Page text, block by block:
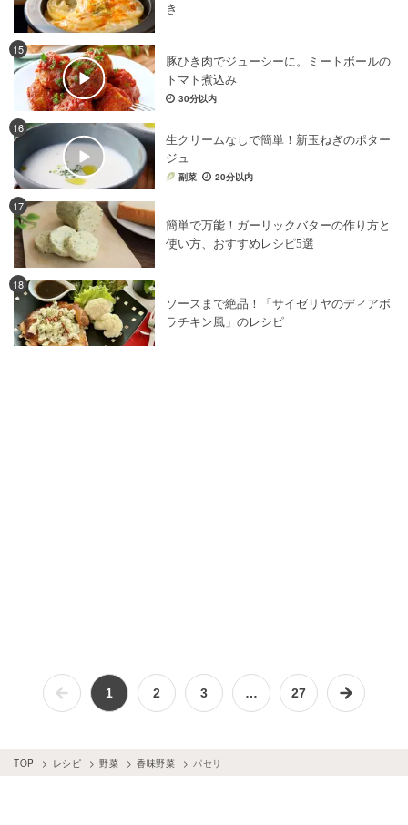
き
15
豚ひき肉でジューシーに。ミートボールの
トマト煮込み
30分以内
16
生クリームなしで簡単！新玉ねぎのポター
ジュ
副菜 20分以内
17
簡単で万能！ガーリックバターの作り方と
使い方、おすすめレシピ5選
18
ソースまで絶品！「サイゼリヤのディアボ
ラチキン風」のレシピ
1 2 3 … 27
TOP レシピ 野菜 香味野菜 パセリ